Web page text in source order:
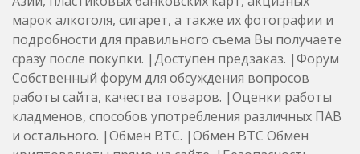
марок алкоголя, сигарет, а также их фотографии и
подробности для правильного съема Вы получаете
сразу после покупки. |Доступен предзаказ. |Форум
Собственный форум для обсуждения вопросов
работы сайта, качества товаров. |Оценки работы
кладменов, способов употребления различных ПАВ
и остального. |Обмен BTC. |Обмен BTC Обмен